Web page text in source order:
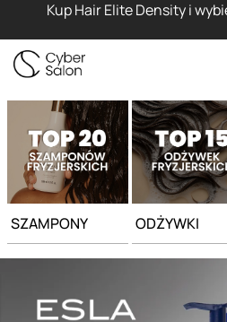
Kup Hair Elite Density i
SZAMPONY ODŻYWKI
Strona główna - Cyber Salon